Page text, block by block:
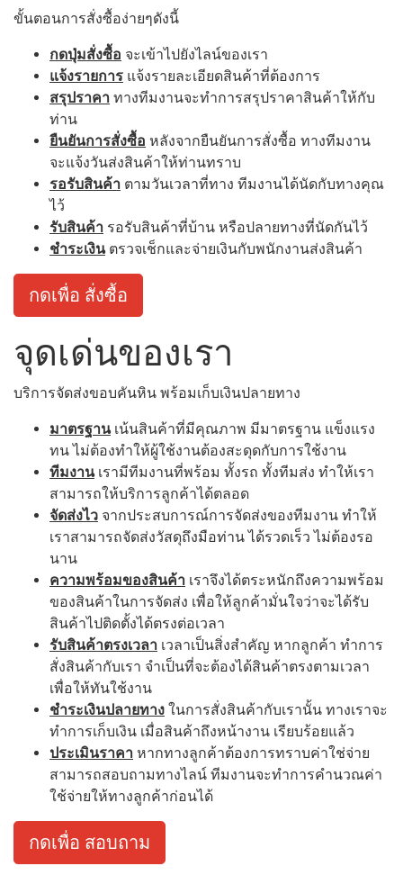
ขั้นตอนการสั่งซื้อง่ายๆดังนี้
กดปุ่มสั่งซื้อ จะเข้าไปยังไลน์ของเรา
แจ้งรายการ แจ้งรายละเอียดสินค้าที่ต้องการ
สรุปราคา ทางทีมงานจะทำการสรุปราคาสินค้าให้กับ
ท่าน
ยืนยันการสั่งซื้อ หลังจากยืนยันการสั่งซื้อ ทางทีมงาน
จะแจ้งวันส่งสินค้าให้ท่านทราบ
รอรับสินค้า ตามวันเวลาที่ทาง ทีมงานได้นัดกับทางคุณ
ไว้
รับสินค้า รอรับสินค้าที่บ้าน หรือปลายทางที่นัดกันไว้
ชำระเงินตรวจเช็กและจ่ายเงินกับพนักงานส่งสินค้า
กดเพื่อ สั่งซื้อ
จุดเด่นของเรา
บริการจัดส่งขอบคันหิน พร้อมเก็บเงินปลายทาง
มาตรฐานเน้นสินค้าที่มีคุณภาพ มีมาตรฐาน แข็งแรง
ทน ไม่ต้องทำให้ผู้ใช้งานต้องสะดุดกับการใช้งาน
ทีมงานเรามีทีมงานที่พร้อม ทั้งรถ ทั้งทีมส่ง ทำให้เรา
สามารถให้บริการลูกค้าได้ตลอด
จัดส่งไว จากประสบการณ์การจัดส่งของทีมงาน ทำให้
เราสามารถจัดส่งวัสดุถึงมือท่าน ได้รวดเร็ว ไม่ต้องรอ
นาน
ความพร้อมของสินค้า เราจึงได้ตระหนักถึงความพร้อม
ของสินค้าในการจัดส่ง เพื่อให้ลูกค้ามั่นใจว่าจะได้รับ
สินค้าไปติดตั้งได้ตรงต่อเวลา
รับสินค้าตรงเวลา เวลาเป็นสิ่งสำคัญ หากลูกค้า ทำการ
สั่งสินค้ากับเรา จำเป็นที่จะต้องได้สินค้าตรงตามเวลา
เพื่อให้ทันใช้งาน
ชำระเงินปลายทาง ในการสั่งสินค้ากับเรานั้น ทางเราจะ
ทำการเก็บเงิน เมื่อสินค้าถึงหน้างาน เรียบร้อยแล้ว
ประเมินราคา หากทางลูกค้าต้องการทราบค่าใช่จ่าย
สามารถสอบถามทางไลน์ ทีมงานจะทำการคำนวณค่า
ใช้จ่ายให้ทางลูกค้าก่อนได้
กดเพื่อ สอบถาม